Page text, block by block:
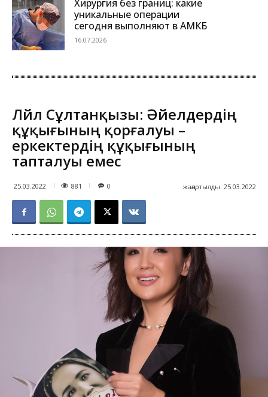
Хирургия без границ: какие
уникальные операции
сегодня выполняют в АМКБ
16.07.2026